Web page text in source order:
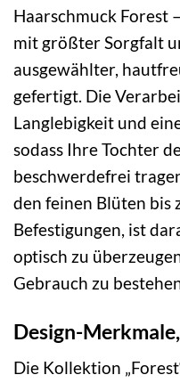
Haarschmuck Forest
mit größter Sorgfalt
ausgewählter,
gefertigt. Die
Langlebigkeit und
sodass Ihre Tochter
beschwerdefrei
den feinen Blüten bis
Befestigungen, ist
optisch zu
Gebrauch zu
Design-
Die Kollektion